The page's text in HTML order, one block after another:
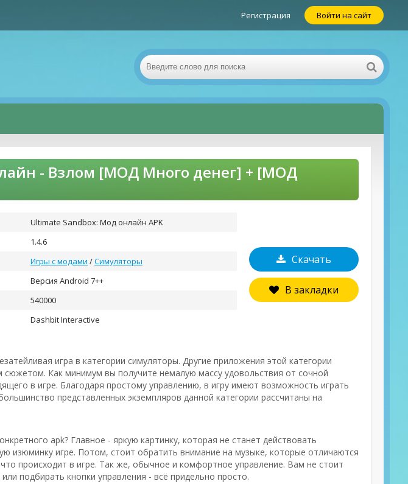
Регистрация Войти на сайт
- Взлом [МОД Много денег] + [МОД
Скачать
В закладки
Ultimate Sandbox: Мод онлайн APK
1.4.6
Игры с модами /Симуляторы
Версия Android 7++
540000
Dashbit Interactive
игра в категории симуляторы. Другие приложения этой категории
Как минимум вы получите немалую массу удовольствия от сочной
в игре. Благодаря простому управлению, в игру имеют возможность играть
представленных экземпляров данной категории рассчитаны на
apk? Главное - яркую картинку, которая не станет действовать
изюминку игре. Потом, стоит обратить внимание на музыке, которые отличаются
происходит в игре. Так же, обычное и комфортное управление. Вам не стоит
подбирать кнопки управления - всё придельно просто.